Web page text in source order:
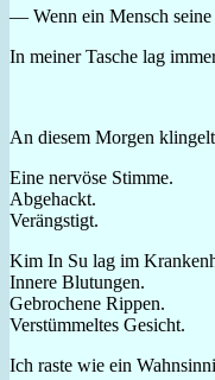
— Wenn ein Mensch seine
In meiner Tasche lag
An diesem Morgen
Eine nervöse Stimme.
Abgehackt.
Verängstigt.
Kim In Su lag im
Innere Blutungen.
Gebrochene Rippen.
Verstümmeltes Gesicht.
Ich raste wie ein